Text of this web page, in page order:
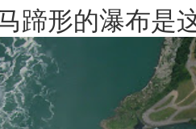
蹄形的瀑布是